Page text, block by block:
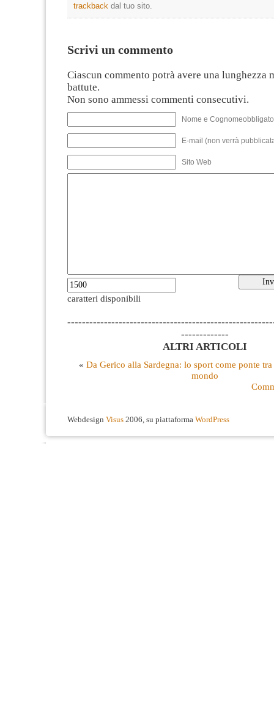
trackback dal tuo sito.
Scrivi un commento
Ciascun commento potrà avere una lunghezza
battute.
Non sono ammessi commenti consecutivi.
Nome e
E-mail (non verrà
Sito Web
caratteri disponibili
-------------
ALTRI ARTICOLI
« Da Gerico alla Sardegna: lo sport come ponte
mondo
Webdesign Visus 2006, su piattaforma WordPress